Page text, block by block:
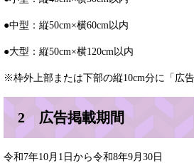
●中型：縦50cm×横60cm以内
●大型：縦50cm×横120cm以内
※枠外上部または下部の縦10cm分に「広
2 広告掲載期間
令和7年10月1日から令和8年9月30日